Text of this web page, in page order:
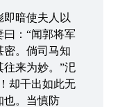
暗使夫人以
：“闻郭将军
密。倘司马知
往来为妙。”汜
却干出如此无
也。当慎防